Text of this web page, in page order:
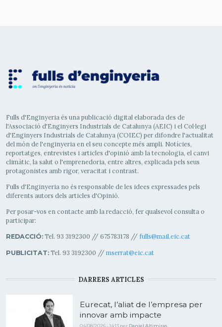
Fulls d'Enginyeria és una publicació digital elaborada des de
l'Associació d'Enginyers Industrials de Catalunya (AEIC) i el Col·legi
d'Enginyers Industrials de Catalunya (COIEC) per difondre l'actualitat
del món de l'enginyeria en el seu concepte més ampli. Notícies,
reportatges, entrevistes i articles d'opinió amb la tecnologia, el canvi
climàtic, la salut o l'emprenedoria, entre altres, explicada pels seus
protagonistes amb rigor, veracitat i contrast.
Fulls d'Enginyeria no és responsable de les idees expressades pels
diferents autors dels articles d'Opinió.
Per posar-vos en contacte amb la redacció, fer qualsevol consulta o
participar:
REDACCIÓ:Tel. 93 3192300 // 675783178 // fulls@mail.eic.cat
PUBLICITAT:Tel. 93 3192300 // mserrat@eic.cat
DARRERS ARTICLES
Eurecat, l’aliat de l’empresa per
innovar amb impacte
04/08/2026 - 14:13 per Daniel Altimiras